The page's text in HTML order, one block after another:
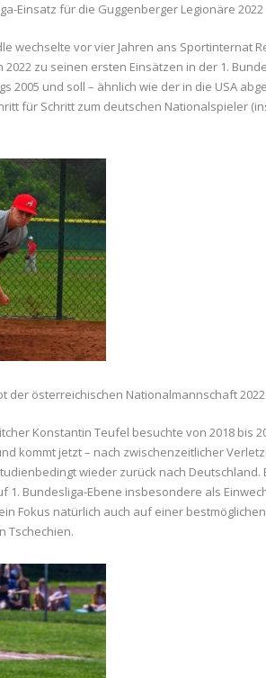
Einsatz für die Guggenberger Legionäre
wechselte vor vier Jahren ans Sportinternat
2022 zu seinen ersten Einsätzen in der 1.
2005 und soll – ähnlich wie der in die USA
für Schritt zum deutschen Nationalspieler
der österreichischen Nationalmannschaft
Konstantin Teufel besuchte von 2018 bis
kommt jetzt – nach zwischenzeitlicher
wieder zurück nach Deutschland.
1. Bundesliga-Ebene insbesondere als
Fokus natürlich auch auf einer
Tschechien.